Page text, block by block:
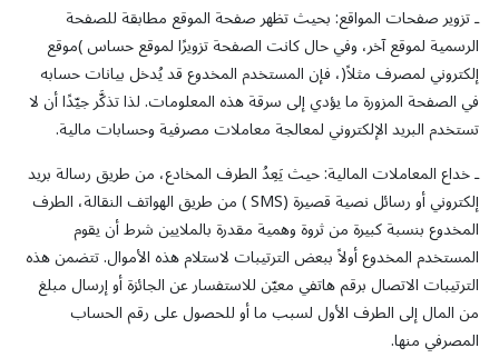
ـ تزوير صفحات المواقع: بحيث تظهر صفحة الموقع مطابقة للصفحة
الرسمية لموقع آخر، وفي حال كانت الصفحة تزويرًا لموقع حساس )موقع
إلكتروني لمصرف مثلاً(، فإن المستخدم المخدوع قد يُدخل بيانات حسابه
في الصفحة المزورة ما يؤدي إلى سرقة هذه المعلومات. لذا تذكَّر جيّدًا أن لا
تستخدم البريد الإلكتروني لمعالجة معاملات مصرفية وحسابات مالية.
ـ خداع المعاملات المالية: حيث يَعِدُ الطرف المخادع، من طريق رسالة بريد
إلكتروني أو رسائل نصية قصيرة (SMS ) من طريق الهواتف النقالة، الطرف
المخدوع بنسبة كبيرة من ثروة وهمية مقدرة بالملايين شرط أن يقوم
المستخدم المخدوع أولاً ببعض الترتيبات لاستلام هذه الأموال. تتضمن هذه
الترتيبات الاتصال برقم هاتفي معيّن للاستفسار عن الجائزة أو إرسال مبلغ
من المال إلى الطرف الأول لسبب ما أو للحصول على رقم الحساب
المصرفي منها.